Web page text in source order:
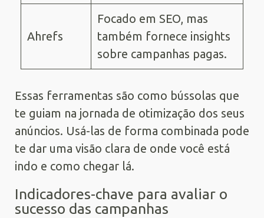
Ahrefs
Focado em SEO, mas
também fornece insights
sobre campanhas pagas.
Essas ferramentas são como bússolas que
te guiam na jornada de otimização dos seus
anúncios. Usá-las de forma combinada pode
te dar uma visão clara de onde você está
indo e como chegar lá.
Indicadores-chave para avaliar o
sucesso das campanhas